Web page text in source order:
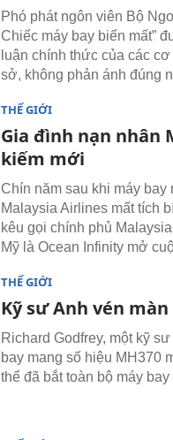
Phó phát ngôn viên Bộ
Chiếc máy bay biến mất”
luận chính thức của các
sở, không phản ánh đúng
THẾ GIỚI
Gia đình nạn nhân
kiếm mới
Chín năm sau khi máy
Malaysia Airlines mất tích
kêu gọi chính phủ
Mỹ là Ocean Infinity mở
THẾ GIỚI
Kỹ sư Anh vén
Richard Godfrey, một kỹ
bay mang số hiệu MH370
thể đã bắt toàn bộ máy bay